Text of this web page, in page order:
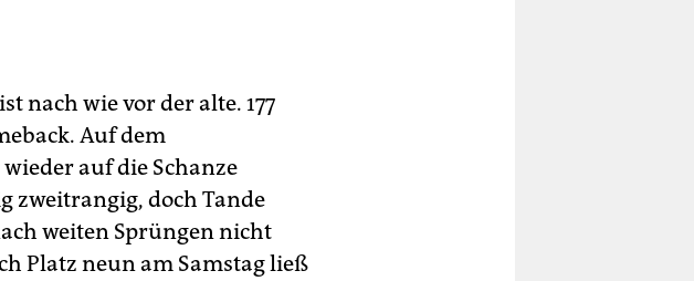
nach wie vor der alte. 177
Auf dem
auf die Schanze
zweitrangig, doch Tande
weiten Sprüngen nicht
Platz neun am Samstag ließ